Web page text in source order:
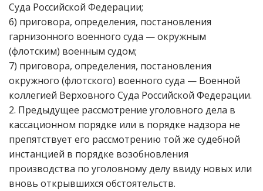
Суда Российской Федерации;
6) приговора, определения, постановления
гарнизонного военного суда — окружным
(флотским) военным судом;
7) приговора, определения, постановления
окружного (флотского) военного суда — Военной
коллегией Верховного Суда Российской Федерации.
2. Предыдущее рассмотрение уголовного дела в
кассационном порядке или в порядке надзора не
препятствует его рассмотрению той же судебной
инстанцией в порядке возобновления
производства по уголовному делу ввиду новых или
вновь открывшихся обстоятельств.